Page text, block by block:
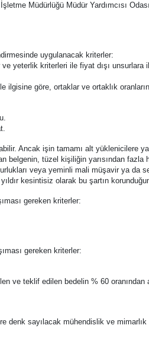
Müdürlüğü Müdür Yardımcısı
uygulanacak kriterler:
yeterlik kriterleri ile fiyat dışı
göre, ortaklar ve ortaklık
Ancak işin tamamı alt yüklenicilere
belgenin, tüzel kişiliğin yarısından
veya yeminli mali müşavir ya da
kesintisiz olarak bu şartın
gereken kriterler:
gereken kriterler:
ve teklif edilen bedelin % 60
denk sayılacak mühendislik ve mimarlık